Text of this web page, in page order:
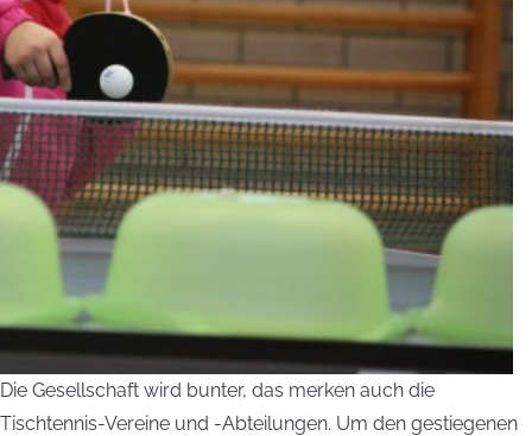
Die Gesellschaft wird bunter, das merken auch die
Tischtennis-Vereine und -Abteilungen. Um den gestiegenen